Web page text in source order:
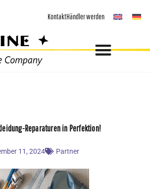
KontaktHändler werden
Reparaturen in Perfektion!
11, 2024 Partner